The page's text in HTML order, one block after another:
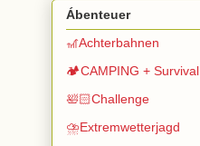
Ábenteuer
🎢Achterbahnen
🏕️CAMPING + Survival
🛀🏻Challenge
⛈️Extremwetterjagd